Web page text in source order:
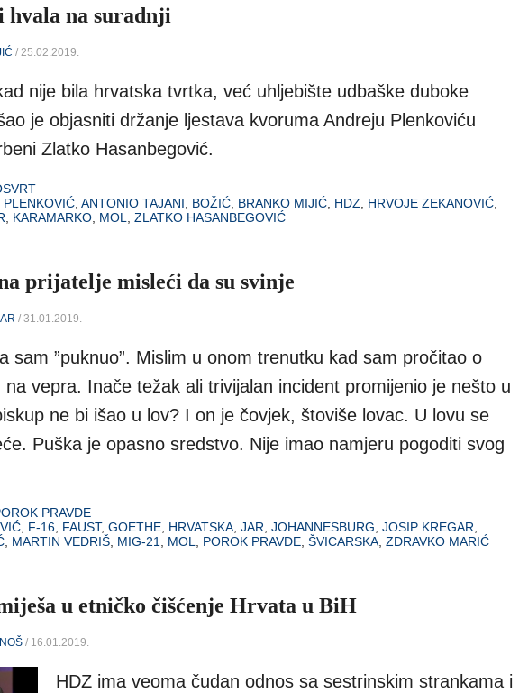
hvala na suradnji
/ 25.02.2019.
nije bila hrvatska tvrtka, već uhljebište udbaške duboke
je objasniti držanje ljestava kvoruma Andreju Plenkoviću
Zlatko Hasanbegović.
PLENKOVIĆ ANTONIO TAJANI BOŽIĆ BRANKO MIJIĆ HDZ HRVOJE ZEKANOVIĆ
KARAMARKO MOL ZLATKO HASANBEGOVIĆ
prijatelje misleći da su svinje
/ 31.01.2019.
sam ”puknuo”. Mislim u onom trenutku kad sam pročitao o
na vepra. Inače težak ali trivijalan incident promijenio je nešto u
ne bi išao u lov? I on je čovjek, štoviše lovac. U lovu se
Puška je opasno sredstvo. Nije imao namjeru pogoditi svog
PRAVDE
F-16 FAUST, GOETHE HRVATSKA JAR JOHANNESBURG JOSIP KREGAR
MARTIN VEDRIŠ MIG-21 MOL POROK PRAVDE ŠVICARSKA ZDRAVKO MARIĆ
u etničko čišćenje Hrvata u BiH
/ 16.01.2019.
HDZ ima veoma čudan odnos sa sestrinskim strankama i